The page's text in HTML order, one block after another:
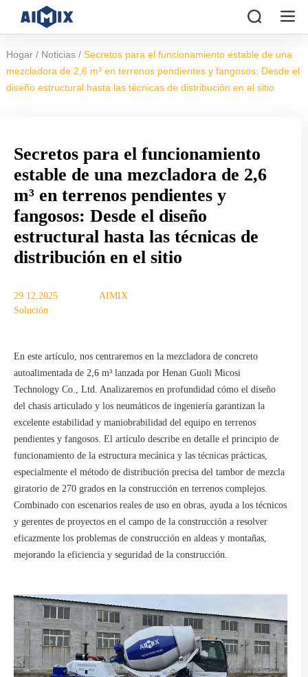
Hogar / Noticias / Secretos para el funcionamiento estable de una
mezcladora de 2,6 m³ en terrenos pendientes y fangosos: Desde el
diseño estructural hasta las técnicas de distribución en el sitio
Secretos para el funcionamiento
estable de una mezcladora de 2,6
m³ en terrenos pendientes y
fangosos: Desde el diseño
estructural hasta las técnicas de
distribución en el sitio
29 12,2025
AIMIX
Solución
En este artículo, nos centraremos en la mezcladora de concreto
autoalimentada de 2,6 m³ lanzada por Henan Guoli Micosi
Technology Co., Ltd. Analizaremos en profundidad cómo el diseño
del chasis articulado y los neumáticos de ingeniería garantizan la
excelente estabilidad y maniobrabilidad del equipo en terrenos
pendientes y fangosos. El artículo describe en detalle el principio de
funcionamiento de la estructura mecánica y las técnicas prácticas,
especialmente el método de distribución precisa del tambor de mezcla
giratorio de 270 grados en la construcción en terrenos complejos.
Combinado con escenarios reales de uso en obras, ayuda a los técnicos
y gerentes de proyectos en el campo de la construcción a resolver
eficazmente los problemas de construcción en aldeas y montañas,
mejorando la eficiencia y seguridad de la construcción.